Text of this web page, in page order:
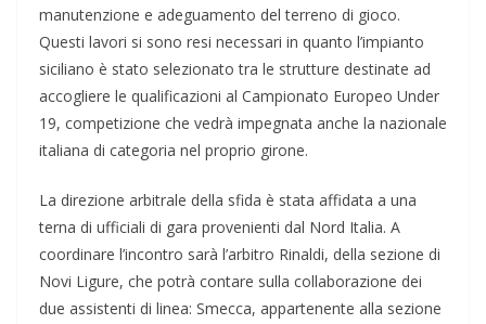
manutenzione e adeguamento del terreno di gioco.
Questi lavori si sono resi necessari in quanto l’impianto
siciliano è stato selezionato tra le strutture destinate ad
accogliere le qualificazioni al Campionato Europeo Under
19, competizione che vedrà impegnata anche la nazionale
italiana di categoria nel proprio girone.
La direzione arbitrale della sfida è stata affidata a una
terna di ufficiali di gara provenienti dal Nord Italia. A
coordinare l’incontro sarà l’arbitro Rinaldi, della sezione di
Novi Ligure, che potrà contare sulla collaborazione dei
due assistenti di linea: Smecca, appartenente alla sezione